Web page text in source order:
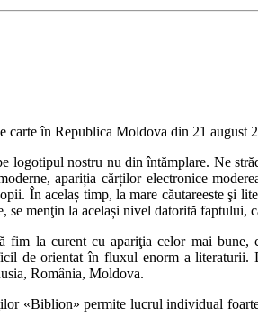
carte în Republica Moldova din 21 august
logotipul nostru nu din întămplare. Ne
apariția cărților electronice
În acelaș timp, la mare căutareeste şi
se menţin la același nivel datorită
la curent cu apariţia celor mai bune,
de orientat în fluxul enorm a
România, Moldova.
«Biblion» permite lucrul individual